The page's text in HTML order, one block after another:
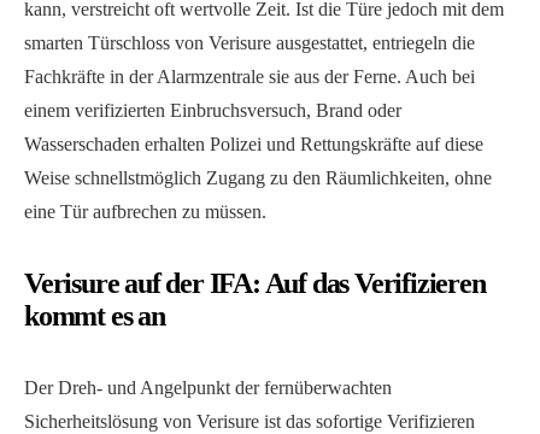
kann, verstreicht oft wertvolle Zeit. Ist die Türe jedoch mit dem
smarten Türschloss von Verisure ausgestattet, entriegeln die
Fachkräfte in der Alarmzentrale sie aus der Ferne. Auch bei
einem verifizierten Einbruchsversuch, Brand oder
Wasserschaden erhalten Polizei und Rettungskräfte auf diese
Weise schnellstmöglich Zugang zu den Räumlichkeiten, ohne
eine Tür aufbrechen zu müssen.
Verisure auf der IFA: Auf das Verifizieren
kommt es an
Der Dreh- und Angelpunkt der fernüberwachten
Sicherheitslösung von Verisure ist das sofortige Verifizieren